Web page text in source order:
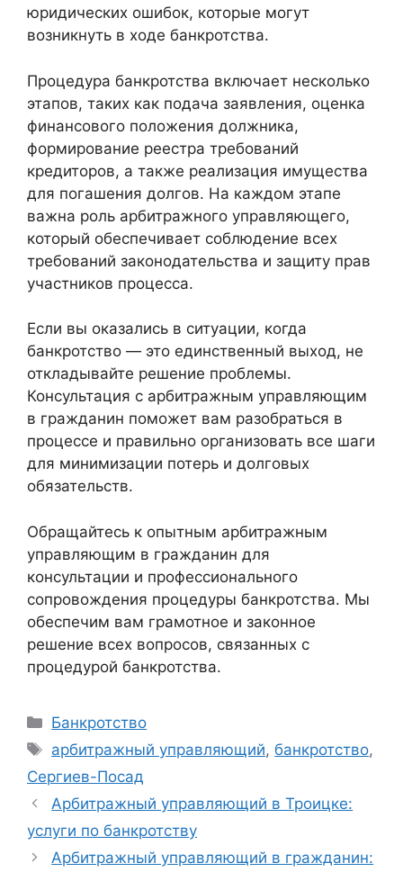
юридических ошибок, которые могут
возникнуть в ходе банкротства.
Процедура банкротства включает несколько
этапов, таких как подача заявления, оценка
финансового положения должника,
формирование реестра требований
кредиторов, а также реализация имущества
для погашения долгов. На каждом этапе
важна роль арбитражного управляющего,
который обеспечивает соблюдение всех
требований законодательства и защиту прав
участников процесса.
Если вы оказались в ситуации, когда
банкротство — это единственный выход, не
откладывайте решение проблемы.
Консультация с арбитражным управляющим
в гражданин поможет вам разобраться в
процессе и правильно организовать все шаги
для минимизации потерь и долговых
обязательств.
Обращайтесь к опытным арбитражным
управляющим в гражданин для
консультации и профессионального
сопровождения процедуры банкротства. Мы
обеспечим вам грамотное и законное
решение всех вопросов, связанных с
процедурой банкротства.
Рубрики
Банкротство
Метки
арбитражный управляющий,банкротство,
Сергиев-Посад
Арбитражный управляющий в Троицке:
услуги по банкротству
Арбитражный управляющий в гражданин: